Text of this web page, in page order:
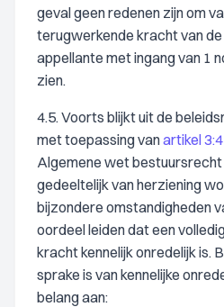
geval geen redenen zijn om
terugwerkende kracht van
appellante met ingang van 1
zien.
4.5. Voorts blijkt uit de
met toepassing vanartikel
Algemene wet
gedeeltelijk van herziening
bijzondere omstandigheden
oordeel leiden dat een
kracht kennelijk onredelijk is.
sprake is van kennelijke
belang aan: